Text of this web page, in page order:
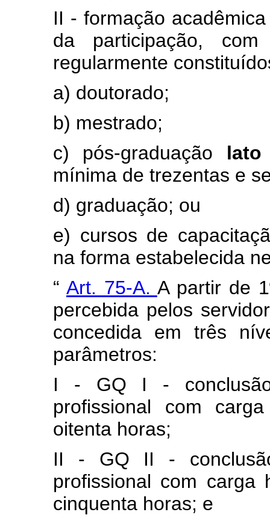
II - formação
da participação, com
regularmente
a) doutorado;
b) mestrado;
c) pós-graduação
mínima de trezentas e
d) graduação; ou
e) cursos de
na forma estabelecida
“ Art. 75-A. A partir de
percebida pelos
concedida em três
parâmetros:
I - GQ I -
profissional com
oitenta horas;
II - GQ II -
profissional com carga
cinquenta horas; e